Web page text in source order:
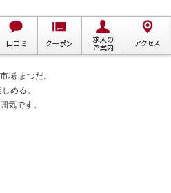
場 まつだ。
める。
気です。